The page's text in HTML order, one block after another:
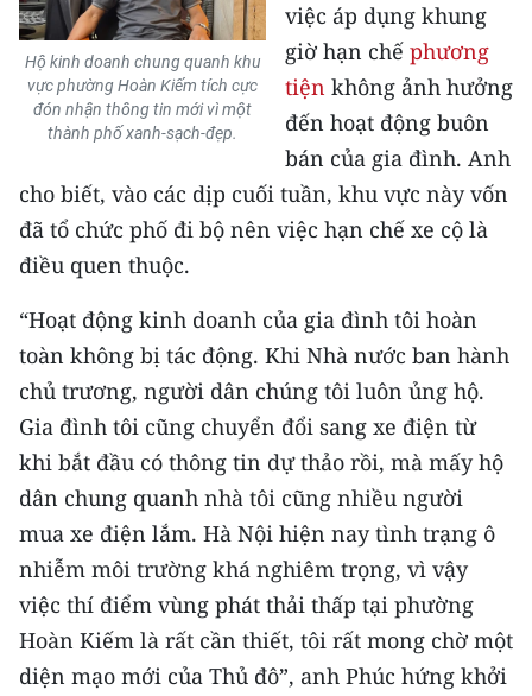
Hộ kinh doanh chung quanh khu
vực phường Hoàn Kiếm tích cực
đón nhận thông tin mới vì một
thành phố xanh-sạch-đẹp.
việc áp dụng khung
giờ hạn chế phương
tiện không ảnh hưởng
đến hoạt động buôn
bán của gia đình. Anh
cho biết, vào các dịp cuối tuần, khu vực này vốn
đã tổ chức phố đi bộ nên việc hạn chế xe cộ là
điều quen thuộc.
“Hoạt động kinh doanh của gia đình tôi hoàn
toàn không bị tác động. Khi Nhà nước ban hành
chủ trương, người dân chúng tôi luôn ủng hộ.
Gia đình tôi cũng chuyển đổi sang xe điện từ
khi bắt đầu có thông tin dự thảo rồi, mà mấy hộ
dân chung quanh nhà tôi cũng nhiều người
mua xe điện lắm. Hà Nội hiện nay tình trạng ô
nhiễm môi trường khá nghiêm trọng, vì vậy
việc thí điểm vùng phát thải thấp tại phường
Hoàn Kiếm là rất cần thiết, tôi rất mong chờ một
diện mạo mới của Thủ đô”, anh Phúc hứng khởi